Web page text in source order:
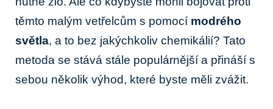
těmto malým vetřelcům s pomocí modrého
světla, a to bez jakýchkoliv chemikálií? Tato
metoda se stává stále populárnější a přináší s
sebou několik výhod, které byste měli zvážit.